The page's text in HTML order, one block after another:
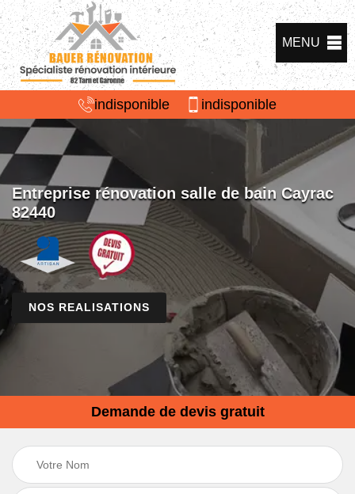
MENU
indisponible indisponible
Entreprise rénovation salle de bain Cayrac
82440
NOS REALISATIONS
Demande de devis gratuit